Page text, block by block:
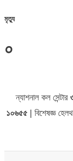
মৃত্যু
০
ন্যাশনাল কল সেন্টার
১০৬৫৫ | বিশেষজ্ঞ